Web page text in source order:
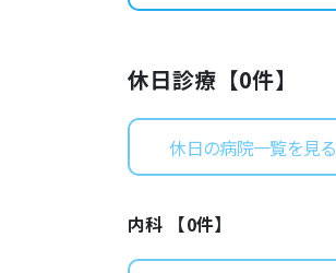
休日診療【0件】
休日の病院一覧を見る
内科 【0件】